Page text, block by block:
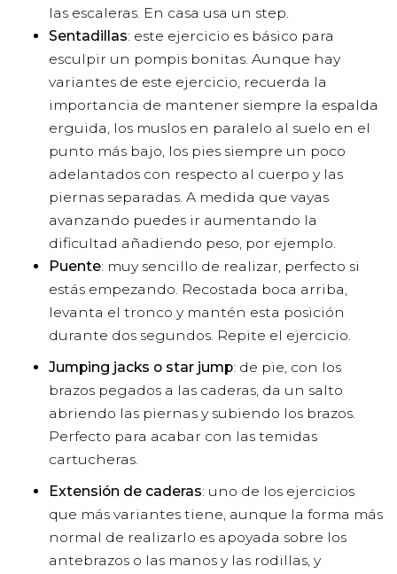
las escaleras. En casa usa un step.
Sentadillas: este ejercicio es básico para
esculpir un pompis bonitas. Aunque hay
variantes de este ejercicio, recuerda la
importancia de mantener siempre la espalda
erguida, los muslos en paralelo al suelo en el
punto más bajo, los pies siempre un poco
adelantados con respecto al cuerpo y las
piernas separadas. A medida que vayas
avanzando puedes ir aumentando la
dificultad añadiendo peso, por ejemplo.
Puente: muy sencillo de realizar, perfecto si
estás empezando. Recostada boca arriba,
levanta el tronco y mantén esta posición
durante dos segundos. Repite el ejercicio.
Jumping jacks o star jump: de pie, con los
brazos pegados a las caderas, da un salto
abriendo las piernas y subiendo los brazos.
Perfecto para acabar con las temidas
cartucheras.
Extensión de caderas: uno de los ejercicios
que más variantes tiene, aunque la forma más
normal de realizarlo es apoyada sobre los
antebrazos o las manos y las rodillas, y